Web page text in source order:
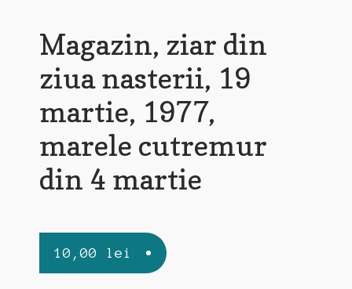
Magazin, ziar din
ziua nasterii, 19
martie, 1977,
marele cutremur
din 4 martie
10,00 lei